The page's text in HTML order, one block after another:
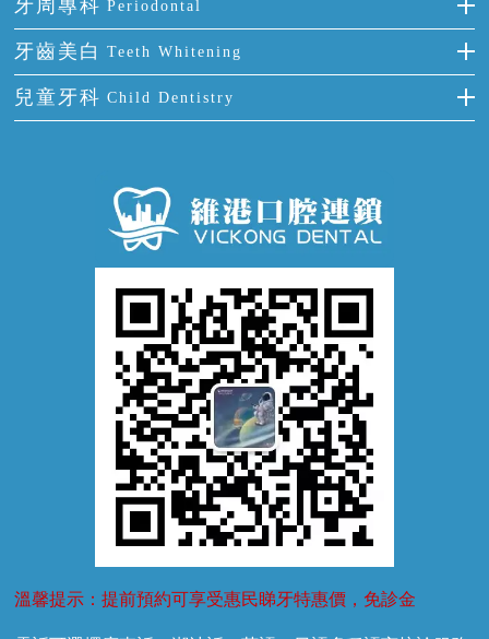
全口缺失
牙齒稀疏
四環素牙
活動假牙
牙貼面
根管治療
拔牙
牙痛
全國愛牙日
預防牙病
牙科通識
牙周專科 Periodontal
牙周炎
牙齦出血
牙齦炎
牙齦萎縮
牙齒美白 Teeth Whitening
冷光美白
兒童牙科 Child Dentistry
溫馨提示：提前預約可享受惠民睇牙特惠價，免診金